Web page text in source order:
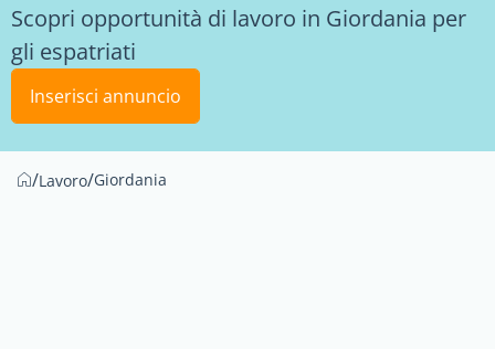
Scopri opportunità di lavoro in Giordania per
gli espatriati
Inserisci annuncio
/Lavoro/Giordania